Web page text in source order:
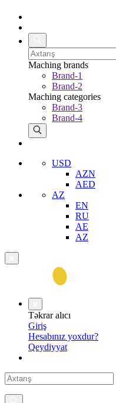
Maching brands
Brand-1
Brand-2
Maching categories
Brand-3
Brand-4
USD
AZN
AED
AZ
EN
RU
AE
AZ
Təkrar alıcı
Giriş
Hesabınız yoxdur?
Qeydiyyat